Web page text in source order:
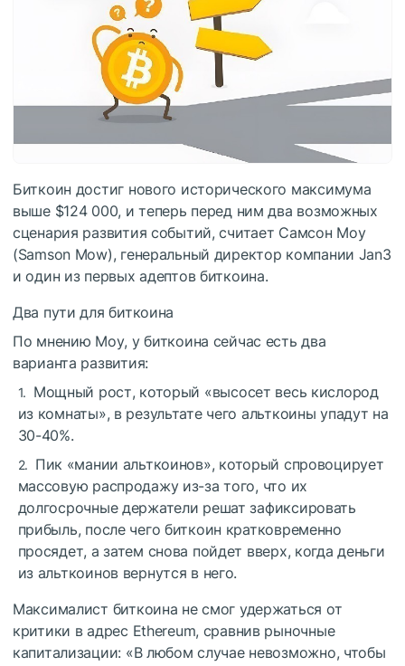
Биткоин достиг нового исторического максимума
выше $124 000, и теперь перед ним два возможных
сценария развития событий, считает Самсон Моу
(Samson Mow), генеральный директор компании Jan3
и один из первых адептов биткоина.
Два пути для биткоина
По мнению Моу, у биткоина сейчас есть два
варианта развития:
Мощный рост, который «высосет весь кислород
из комнаты», в результате чего альткоины упадут на
30-40%.
Пик «мании альткоинов», который спровоцирует
массовую распродажу из-за того, что их
долгосрочные держатели решат зафиксировать
прибыль, после чего биткоин кратковременно
просядет, а затем снова пойдет вверх, когда деньги
из альткоинов вернутся в него.
Максималист биткоина не смог удержаться от
критики в адрес Ethereum, сравнив рыночные
капитализации: «В любом случае невозможно, чтобы